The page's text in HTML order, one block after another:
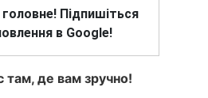
Підпишіться
в Google!
там, де вам зручно!